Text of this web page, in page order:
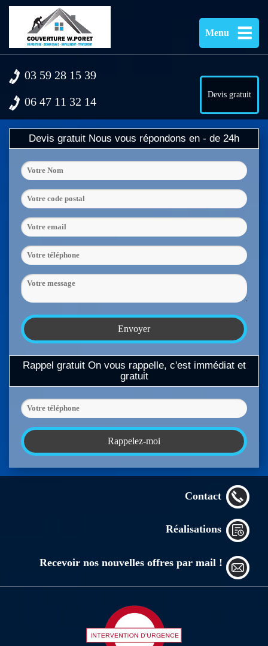
Menu
03 59 28 15 39
06 47 11 32 14
Devis gratuit
Devis gratuit Nous vous répondons en - de 24h
Rappel gratuit On vous rappelle, c'est immédiat et
gratuit
Contact
Réalisations
Recevoir nos nouvelles offres par mail !